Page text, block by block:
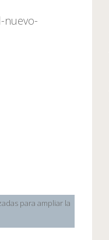
nuevo-
para ampliar la